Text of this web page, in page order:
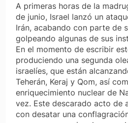
A primeras horas de la
de junio, Israel lanzó un
Irán, acabando con parte de
golpeando algunas de sus
En el momento de escribir
produciendo una segunda
israelíes, que están
Teherán, Keraj y Qom, así
enriquecimiento nuclear de
vez. Este descarado acto de
con desatar una